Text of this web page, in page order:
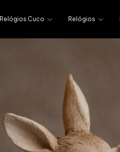
Relógios Cuco Relógios